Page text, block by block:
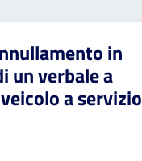
in
un verbale a
a servizio